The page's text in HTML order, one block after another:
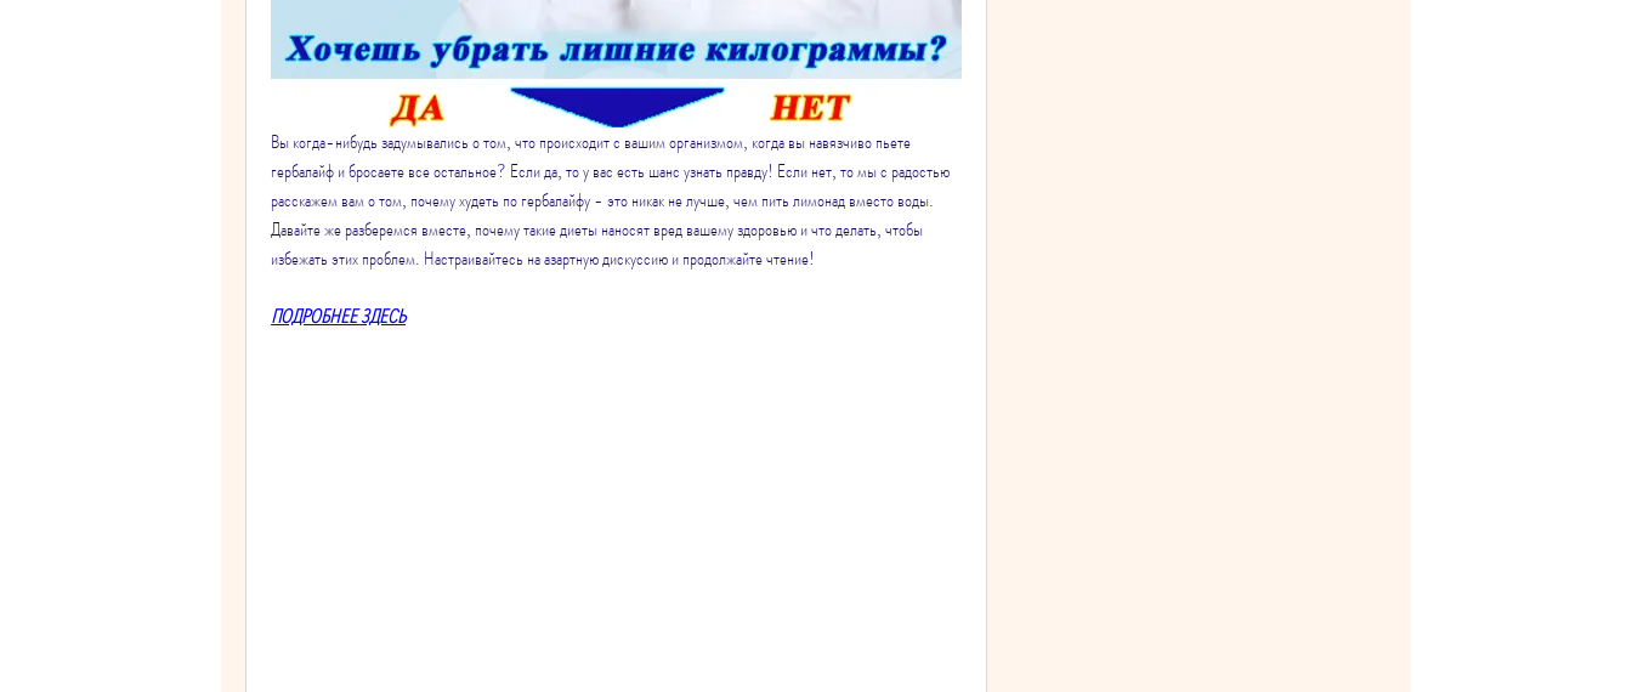
Вы когда-нибудь задумывались о том, что происходит с вашим организмом, когда вы навязчиво пьете
гербалайф и бросаете все остальное? Если да, то у вас есть шанс узнать правду! Если нет, то мы с радостью
расскажем вам о том, почему худеть по гербалайфу - это никак не лучше, чем пить лимонад вместо воды.
Давайте же разберемся вместе, почему такие диеты наносят вред вашему здоровью и что делать, чтобы
избежать этих проблем. Настраивайтесь на азартную дискуссию и продолжайте чтение!
ПОДРОБНЕЕ ЗДЕСЬ